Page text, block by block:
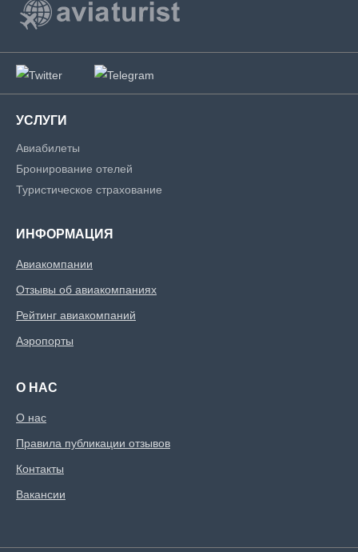
УСЛУГИ
Авиабилеты
Бронирование отелей
Туристическое страхование
ИНФОРМАЦИЯ
Авиакомпании
Отзывы об авиакомпаниях
Рейтинг авиакомпаний
Аэропорты
О НАС
О нас
Правила публикации отзывов
Контакты
Вакансии